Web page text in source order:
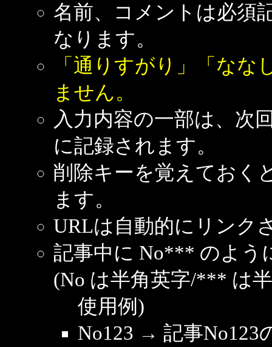
名前、コメントは必須
なります。
「通りすがり」「な
ません。
入力内容の一部は、次
に記録されます。
削除キーを覚えておく
ます。
URLは自動的にリンク
記事中に No*** のよう
(No は半角英字/*** は
使用例)
No123 → 記事No123